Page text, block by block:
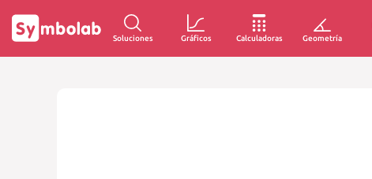
Soluciones Gráficos Calculadoras Geometría